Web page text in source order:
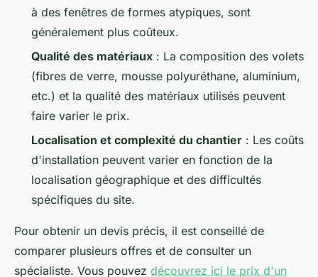
à des fenêtres de formes atypiques, sont
généralement plus coûteux.
Qualité des matériaux : La composition des volets
(fibres de verre, mousse polyuréthane, aluminium,
etc.) et la qualité des matériaux utilisés peuvent
faire varier le prix.
Localisation et complexité du chantier : Les coûts
d'installation peuvent varier en fonction de la
localisation géographique et des difficultés
spécifiques du site.
Pour obtenir un devis précis, il est conseillé de
comparer plusieurs offres et de consulter un
spécialiste. Vous pouvez découvrez ici le prix d'un